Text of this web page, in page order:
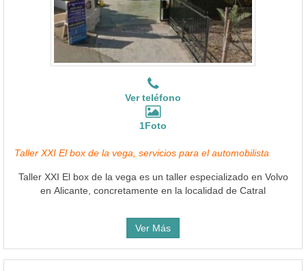
Ver teléfono
1Foto
Taller XXI El box de la vega, servicios para el automobilista
Taller XXI El box de la vega es un taller especializado en Volvo
en Alicante, concretamente en la localidad de Catral
Ver Más